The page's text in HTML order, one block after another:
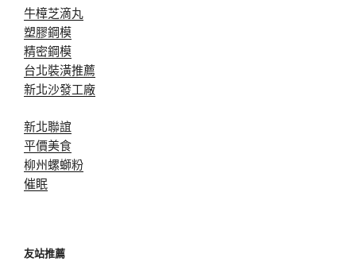
牛樟芝滴丸
塑膠鋼模
精密鋼模
台北裝潢推薦
新北沙發工廠
新北聯誼
平價美食
柳州螺螄粉
催眠
友站推薦